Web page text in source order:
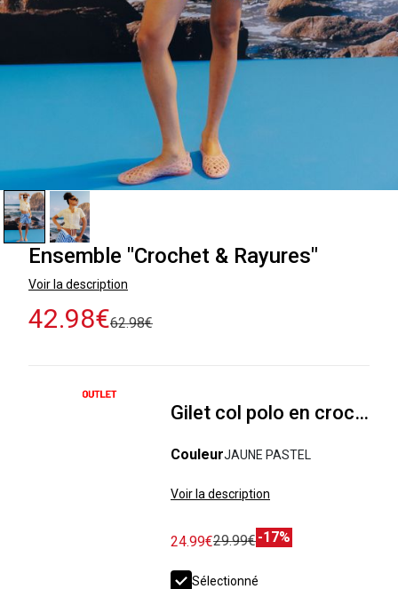
Ensemble "Crochet & Rayures"
Voir la description
42.98€62.98€
Gilet col polo en crochet
CouleurJAUNE PASTEL
Voir la description
24.99€29.99€-17%
Sélectionné